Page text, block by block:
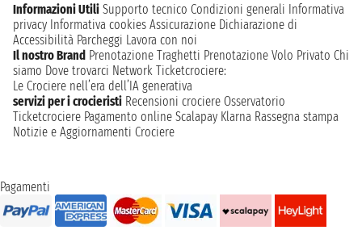
Informazioni Utili Supporto tecnico Condizioni generali Informativa
privacy Informativa cookies Assicurazione Dichiarazione di
Accessibilità Parcheggi Lavora con noi
Il nostro Brand Prenotazione Traghetti Prenotazione Volo Privato Chi
siamo Dove trovarci Network Ticketcrociere:
Le Crociere nell’era dell’IA generativa
servizi per i crocieristi Recensioni crociere Osservatorio
Ticketcrociere Pagamento online Scalapay Klarna Rassegna stampa
Notizie e Aggiornamenti Crociere
Pagamenti